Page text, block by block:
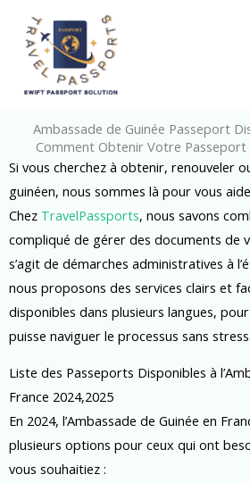
content
Ambassade de Guinée Passeport
Comment Obtenir Votre
Si vous cherchez à obtenir, renouveler
guinéen, nous sommes là pour vous
Chez TravelPassports, nous savons
compliqué de gérer des documents de
s’agit de démarches administratives à
nous proposons des services clairs et
disponibles dans plusieurs langues,
puisse naviguer le processus sans stress.
Liste des Passeports Disponibles à
France 2024,2025
En 2024, l’Ambassade de Guinée en
plusieurs options pour ceux qui ont
vous souhaitiez :